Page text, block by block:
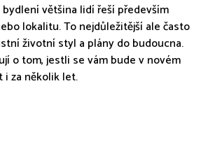
bydlení většina lidí řeší především
lokalitu. To nejdůležitější ale často
životní styl a plány do budoucna.
o tom, jestli se vám bude v novém
i za několik let.